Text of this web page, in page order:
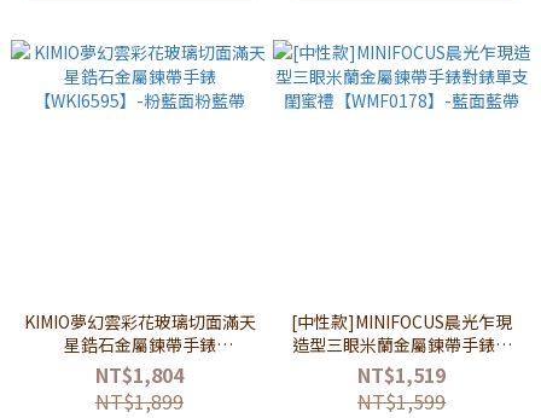
KIMIO夢幻雲彩花玻璃切面滿天
星鋯石金屬鍊帶手錶
【WKI6595】-粉藍面粉藍帶
NT$1,804
NT$1,899
[中性款]MINIFOCUS晨光乍現
造型三眼米蘭金屬鍊帶手錶對
錶單支閨蜜禮【WMF0178】-
藍面藍帶
NT$1,519
NT$1,599